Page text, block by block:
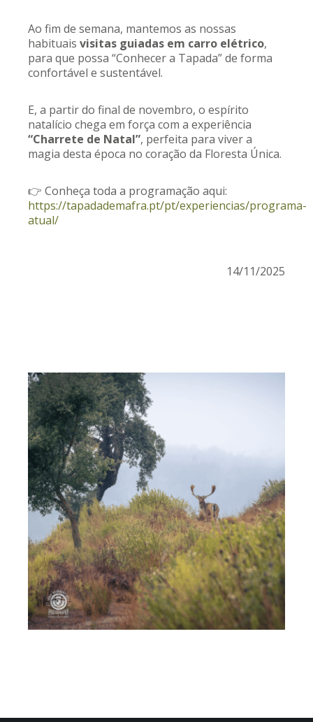
Ao fim de semana, mantemos as nossas
habituais visitas guiadas em carro elétrico,
para que possa “Conhecer a Tapada” de forma
confortável e sustentável.
E, a partir do final de novembro, o espírito
natalício chega em força com a experiência
“Charrete de Natal”, perfeita para viver a
magia desta época no coração da Floresta Única.
👉 Conheça toda a programação aqui:
https://tapadademafra.pt/pt/experiencias/programa-
atual/
14/11/2025